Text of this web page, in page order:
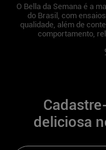
O Bella da Semana é a
do Brasil, com
qualidade, além de
comportamento,
deliciosa